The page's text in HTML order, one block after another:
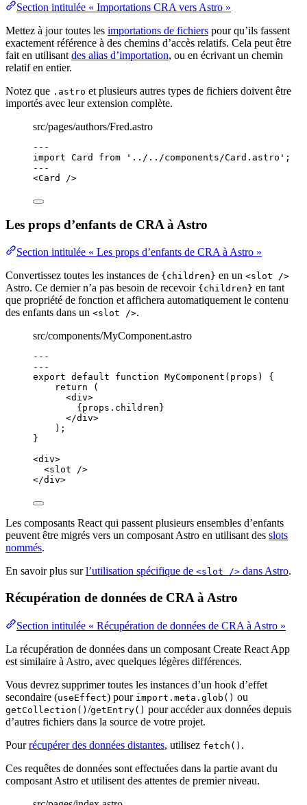
Section intitulée « Importations CRA vers Astro »
Mettez à jour toutes les importations de fichiers pour qu’ils fassent
exactement référence à des chemins d’accès relatifs. Cela peut être
fait en utilisant des alias d’importation, ou en écrivant un chemin
relatif en entier.
Notez que .astro et plusieurs autres types de fichiers doivent être
importés avec leur extension complète.
src/pages/authors/Fred.astro
---
import Card from ' ../../components/Card.astro ' ;
---
<Card />
Les props d’enfants de CRA à Astro
Section intitulée « Les props d’enfants de CRA à Astro »
Convertissez toutes les instances de {children} en un <slot />
Astro. Ce dernier n’a pas besoin de recevoir {children} en tant
que propriété de fonction et affichera automatiquement le contenu
des enfants dans un <slot />.
src/components/MyComponent.astro
---
---
export default function MyComponent(props) {
return (
<div>
{ props . children }
</div>
);
}
<div>
<slot />
</div>
Les composants React qui passent plusieurs ensembles d’enfants
peuvent être migrés vers un composant Astro en utilisant des slots
nommés.
En savoir plus surl’utilisation spécifique de <slot /> dans Astro.
Récupération de données de CRA à Astro
Section intitulée « Récupération de données de CRA à Astro »
La récupération de données dans un composant Create React App
est similaire à Astro, avec quelques légères différences.
Vous devrez supprimer toutes les instances d’un hook d’effet
secondaire (useEffect) pour import.meta.glob() ou
getCollection() /getEntry() pour accéder aux données depuis
d’autres fichiers dans la source de votre projet.
Pourrécupérer des données distantes, utilisez fetch() .
Ces requêtes de données sont effectuées dans la partie avant du
composant Astro et utilisent des attentes de premier niveau.